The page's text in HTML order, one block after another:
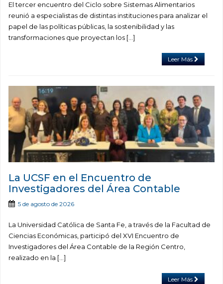
El tercer encuentro del Ciclo sobre Sistemas Alimentarios
reunió a especialistas de distintas instituciones para analizar el
papel de las políticas públicas, la sostenibilidad y las
transformaciones que proyectan los […]
Leer Más
La UCSF en el Encuentro de
Investigadores del Área Contable
5 de agosto de 2026
La Universidad Católica de Santa Fe, a través de la Facultad de
Ciencias Económicas, participó del XVI Encuentro de
Investigadores del Área Contable de la Región Centro,
realizado en la […]
Leer Más